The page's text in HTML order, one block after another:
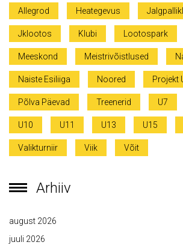
Allegrod Heategevus
Jklootos Klubi Lootospark
Meeskond Meistrivõistlused
Naiste Esiliiga Noored Projekt
Põlva Päevad Treenerid U7
U10 U11 U13 U15
Valikturniir Viik Võit
Arhiiv
august 2026
juuli 2026